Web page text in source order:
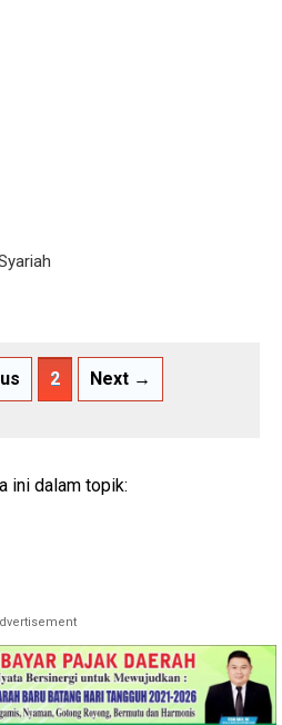
2 Next →
ini dalam topik: